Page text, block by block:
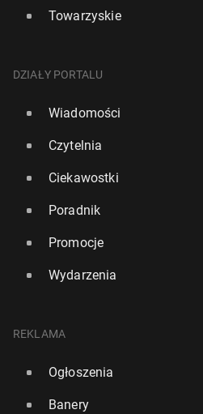
Towarzyskie
DZIAŁY PORTALU
Wiadomości
Czytelnia
Ciekawostki
Poradnik
Promocje
Wydarzenia
REKLAMA
Ogłoszenia
Banery